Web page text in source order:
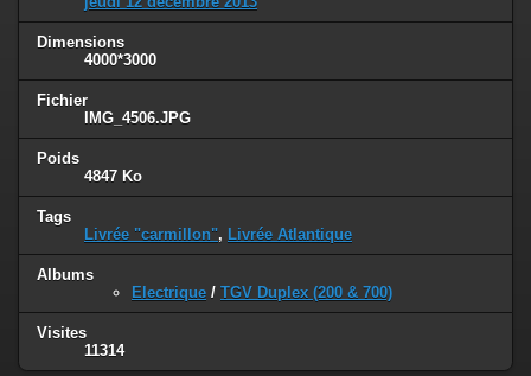
Dimensions
4000*3000
Fichier
IMG_4506.JPG
Poids
4847 Ko
Tags
Livrée "carmillon", Livrée Atlantique
Albums
Electrique / TGV Duplex (200 & 700)
Visites
11314